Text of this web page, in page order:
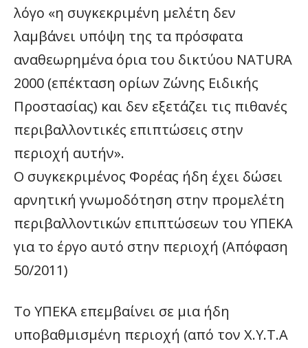
λόγο «η συγκεκριμένη μελέτη δεν
λαμβάνει υπόψη της τα πρόσφατα
αναθεωρημένα όρια του δικτύου NATURA
2000 (επέκταση ορίων Ζώνης Ειδικής
Προστασίας) και δεν εξετάζει τις πιθανές
περιβαλλοντικές επιπτώσεις στην
περιοχή αυτήν».
Ο συγκεκριμένος Φορέας ήδη έχει δώσει
αρνητική γνωμοδότηση στην προμελέτη
περιβαλλοντικών επιπτώσεων του ΥΠΕΚΑ
για το έργο αυτό στην περιοχή (Απόφαση
50/2011)
Το ΥΠΕΚΑ επεμβαίνει σε μια ήδη
υποβαθμισμένη περιοχή (από τον Χ.Υ.Τ.Α